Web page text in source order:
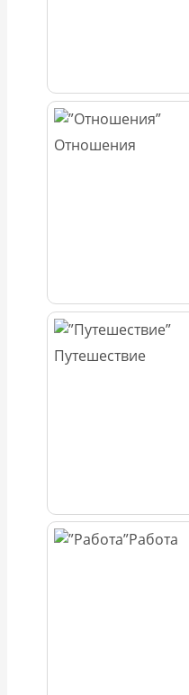
Отношения
Путешествие
Работа